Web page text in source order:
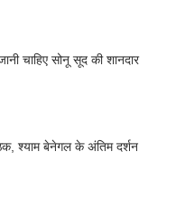
चाहिए सोनू सूद की शानदार
श्याम बेनेगल के अंतिम दर्शन